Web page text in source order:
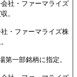
社・ファーマライズ
。
・ファーマライズ株
第一部銘柄に指定。